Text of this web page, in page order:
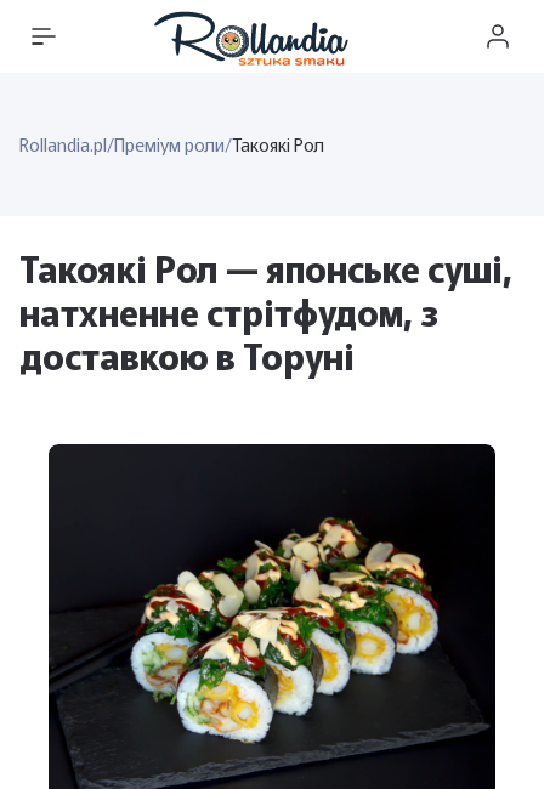
Rollandia.pl/Преміум роли/Такоякі Рол
Такоякі Рол — японське суші,
натхненне стрітфудом, з
доставкою в Торуні